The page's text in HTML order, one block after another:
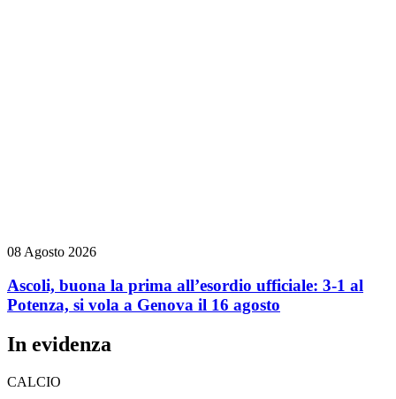
08 Agosto 2026
Ascoli, buona la prima all’esordio ufficiale: 3-1 al
Potenza, si vola a Genova il 16 agosto
In evidenza
CALCIO